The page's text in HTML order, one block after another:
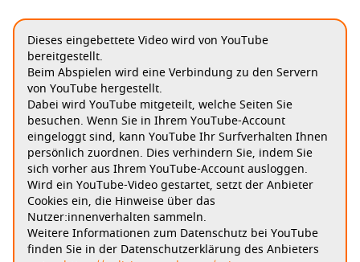
Dieses eingebettete Video wird von YouTube
bereitgestellt.
Beim Abspielen wird eine Verbindung zu den Servern
von YouTube hergestellt.
Dabei wird YouTube mitgeteilt, welche Seiten Sie
besuchen. Wenn Sie in Ihrem YouTube-Account
eingeloggt sind, kann YouTube Ihr Surfverhalten Ihnen
persönlich zuordnen. Dies verhindern Sie, indem Sie
sich vorher aus Ihrem YouTube-Account ausloggen.
Wird ein YouTube-Video gestartet, setzt der Anbieter
Cookies ein, die Hinweise über das
Nutzer:innenverhalten sammeln.
Weitere Informationen zum Datenschutz bei YouTube
finden Sie in der Datenschutzerklärung des Anbieters